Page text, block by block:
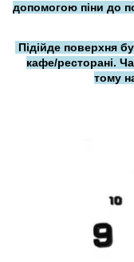
допомогою піни до
Підійде поверхня
кафе/ресторані.
тому